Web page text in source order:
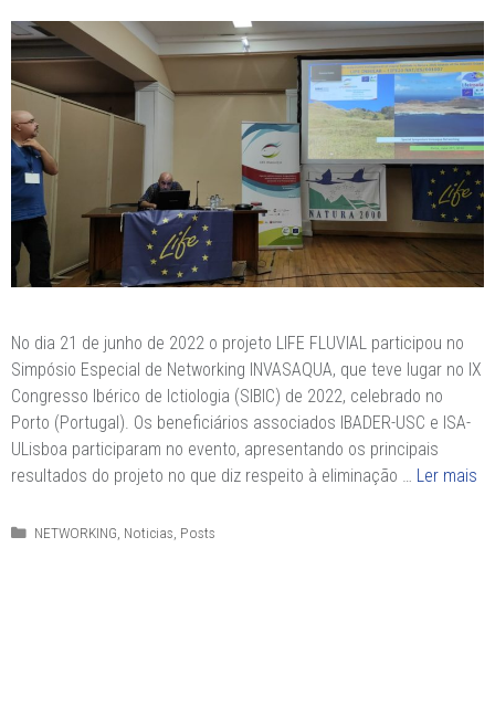
No dia 21 de junho de 2022 o projeto LIFE FLUVIAL participou no
Simpósio Especial de Networking INVASAQUA, que teve lugar no IX
Congresso Ibérico de Ictiologia (SIBIC) de 2022, celebrado no
Porto (Portugal). Os beneficiários associados IBADER-USC e ISA-
ULisboa participaram no evento, apresentando os principais
resultados do projeto no que diz respeito à eliminação … Ler mais
Categorias
NETWORKING Noticias Posts